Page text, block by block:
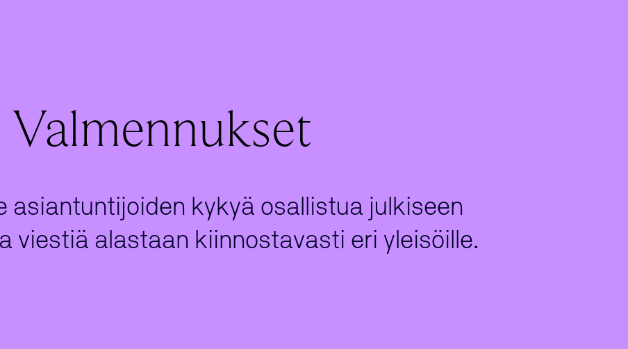
Valmennukset
asiantuntijoiden kykyä osallistua julkiseen
viestiä alastaan kiinnostavasti eri yleisöille.